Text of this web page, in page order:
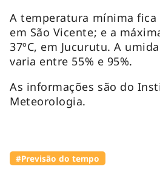
A temperatura mínima fica
em São Vicente; e a
37ºC, em Jucurutu. A
varia entre 55% e 95%.
As informações são do
Meteorologia.
#Previsão do tempo